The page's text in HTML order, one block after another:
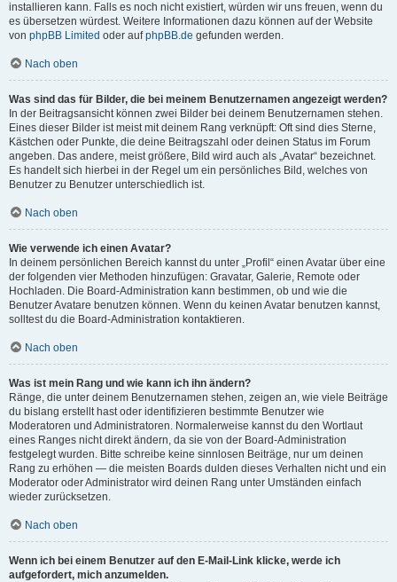
installieren kann. Falls es noch nicht existiert, würden wir uns freuen, wenn du
es übersetzen würdest. Weitere Informationen dazu können auf der Website
von phpBB Limited oder aufphpBB.de gefunden werden.
Nach oben
Was sind das für Bilder, die bei meinem Benutzernamen angezeigt werden?
In der Beitragsansicht können zwei Bilder bei deinem Benutzernamen stehen.
Eines dieser Bilder ist meist mit deinem Rang verknüpft: Oft sind dies Sterne,
Kästchen oder Punkte, die deine Beitragszahl oder deinen Status im Forum
angeben. Das andere, meist größere, Bild wird auch als „Avatar“ bezeichnet.
Es handelt sich hierbei in der Regel um ein persönliches Bild, welches von
Benutzer zu Benutzer unterschiedlich ist.
Nach oben
Wie verwende ich einen Avatar?
In deinem persönlichen Bereich kannst du unter „Profil“ einen Avatar über eine
der folgenden vier Methoden hinzufügen: Gravatar, Galerie, Remote oder
Hochladen. Die Board-Administration kann bestimmen, ob und wie die
Benutzer Avatare benutzen können. Wenn du keinen Avatar benutzen kannst,
solltest du die Board-Administration kontaktieren.
Nach oben
Was ist mein Rang und wie kann ich ihn ändern?
Ränge, die unter deinem Benutzernamen stehen, zeigen an, wie viele Beiträge
du bislang erstellt hast oder identifizieren bestimmte Benutzer wie
Moderatoren und Administratoren. Normalerweise kannst du den Wortlaut
eines Ranges nicht direkt ändern, da sie von der Board-Administration
festgelegt wurden. Bitte schreibe keine sinnlosen Beiträge, nur um deinen
Rang zu erhöhen — die meisten Boards dulden dieses Verhalten nicht und ein
Moderator oder Administrator wird deinen Rang unter Umständen einfach
wieder zurücksetzen.
Nach oben
Wenn ich bei einem Benutzer auf den E-Mail-Link klicke, werde ich
aufgefordert, mich anzumelden.